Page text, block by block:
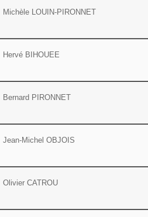
Michèle LOUIN-PIRONNET
Hervé BIHOUEE
Bernard PIRONNET
Jean-Michel OBJOIS
Olivier CATROU